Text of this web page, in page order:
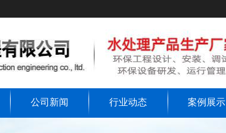
公司新闻 行业动态 案例展示